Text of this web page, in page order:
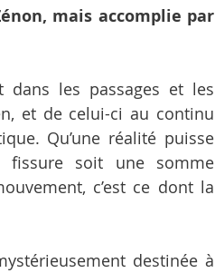
mais accomplie par
les passages et les
et de celui-ci au continu
Qu’une réalité puisse
fissure soit une somme
c’est ce dont la
destinée à